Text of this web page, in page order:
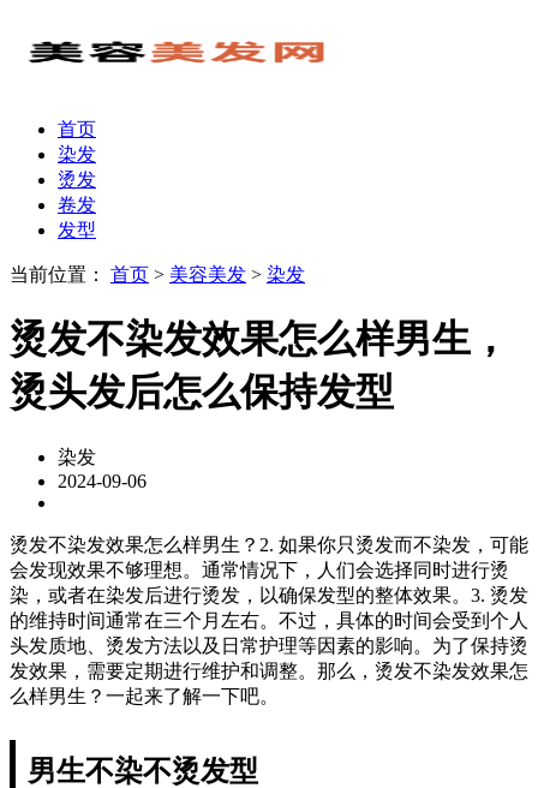
首页
染发
烫发
卷发
发型
当前位置： 首页 > 美容美发 > 染发
烫发不染发效果怎么样男生，
烫头发后怎么保持发型
染发
2024-09-06
烫发不染发效果怎么样男生？2. 如果你只烫发而不染发，可能
会发现效果不够理想。通常情况下，人们会选择同时进行烫
染，或者在染发后进行烫发，以确保发型的整体效果。3. 烫发
的维持时间通常在三个月左右。不过，具体的时间会受到个人
头发质地、烫发方法以及日常护理等因素的影响。为了保持烫
发效果，需要定期进行维护和调整。那么，烫发不染发效果怎
么样男生？一起来了解一下吧。
男生不染不烫发型